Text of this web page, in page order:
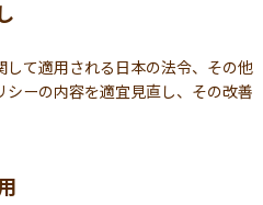
て適用される日本の法令、その他
ーの内容を適宜見直し、その改善